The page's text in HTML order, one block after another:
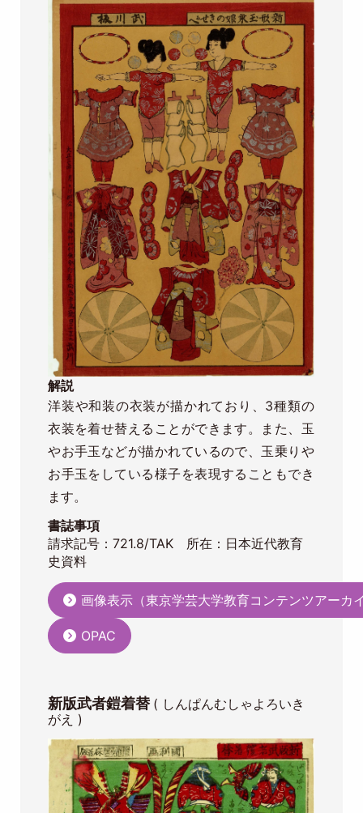
解説
洋装や和装の衣装が描かれており、3種類の
衣装を着せ替えることができます。また、玉
やお手玉などが描かれているので、玉乗りや
お手玉をしている様子を表現することもでき
ます。
書誌事項
請求記号：721.8/TAK 所在：日本近代教育
史資料
画像表示（東京学芸大学教育コンテンツアーカ
OPAC
新版武者鎧着替 ( しんぱんむしゃよろいき
がえ )
Image